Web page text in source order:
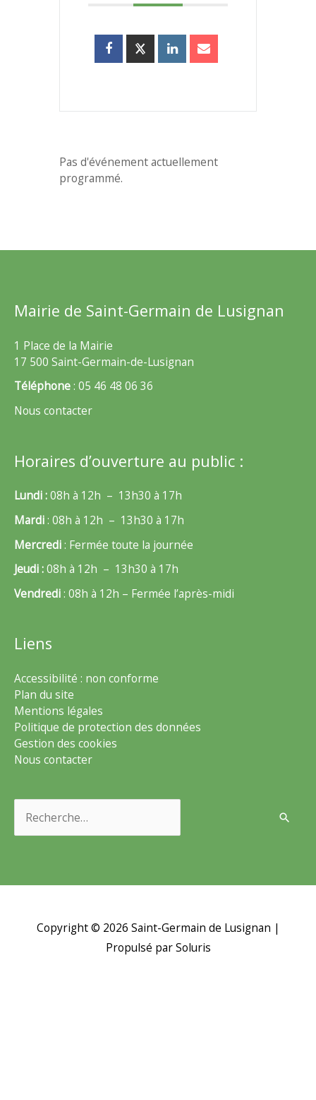
Pas d'événement actuellement
programmé.
Mairie de Saint-Germain de Lusignan
1 Place de la Mairie
17 500 Saint-Germain-de-Lusignan
Téléphone: 05 46 48 06 36
Nous contacter
Horaires d’ouverture au public :
Lundi :08h à 12h – 13h30 à 17h
Mardi: 08h à 12h – 13h30 à 17h
Mercredi: Fermée toute la journée
Jeudi :08h à 12h – 13h30 à 17h
Vendredi: 08h à 12h – Fermée l’après-midi
Liens
Accessibilité : non conforme
Plan du site
Mentions légales
Politique de protection des données
Gestion des cookies
Nous contacter
Copyright © 2026 Saint-Germain de Lusignan |
Propulsé par Soluris